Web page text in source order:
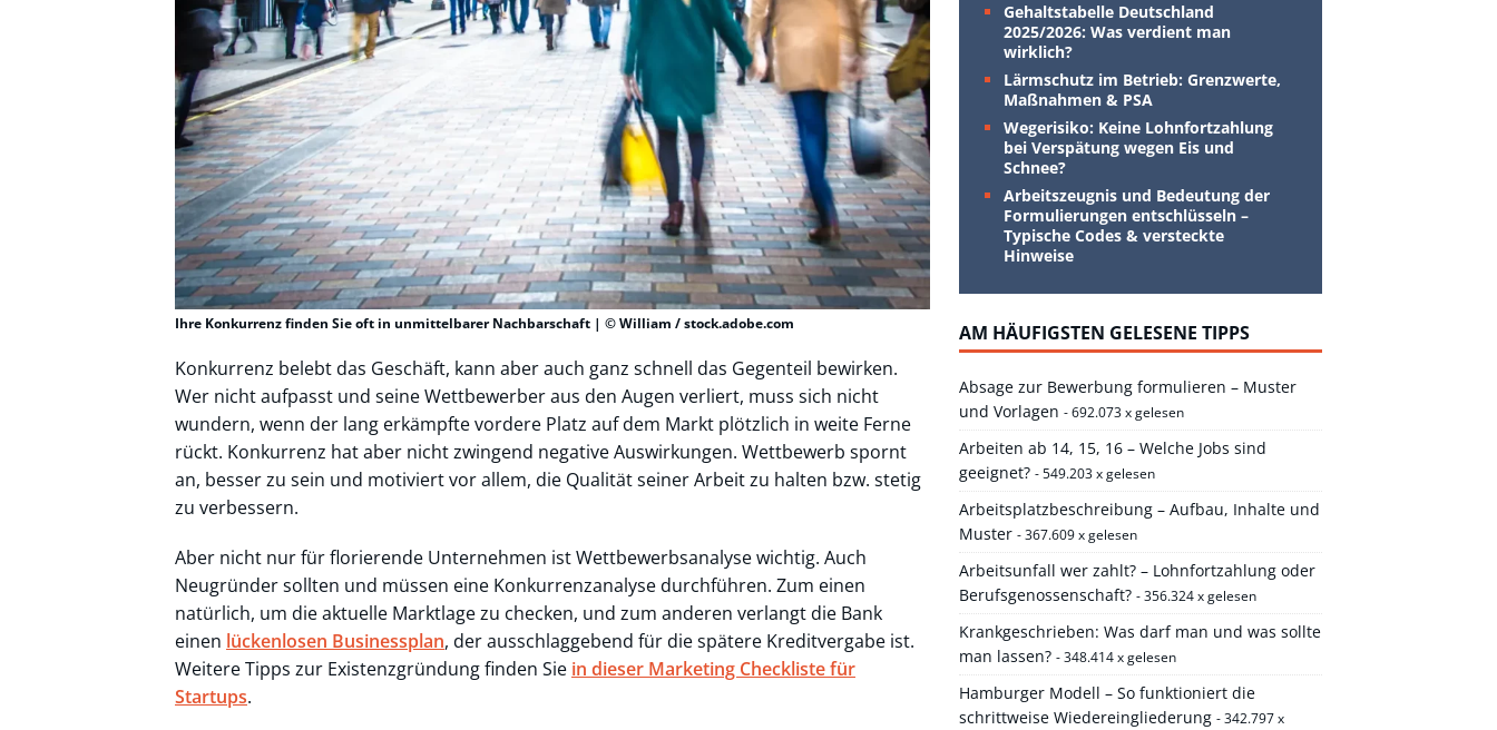
Ihre Konkurrenz finden Sie oft in unmittelbarer Nachbarschaft | © William / stock.adobe.com
Konkurrenz belebt das Geschäft, kann aber auch ganz schnell das Gegenteil bewirken.
Wer nicht aufpasst und seine Wettbewerber aus den Augen verliert, muss sich nicht
wundern, wenn der lang erkämpfte vordere Platz auf dem Markt plötzlich in weite Ferne
rückt. Konkurrenz hat aber nicht zwingend negative Auswirkungen. Wettbewerb spornt
an, besser zu sein und motiviert vor allem, die Qualität seiner Arbeit zu halten bzw. stetig
zu verbessern.
Aber nicht nur für florierende Unternehmen ist Wettbewerbsanalyse wichtig. Auch
Neugründer sollten und müssen eine Konkurrenzanalyse durchführen. Zum einen
natürlich, um die aktuelle Marktlage zu checken, und zum anderen verlangt die Bank
einen lückenlosen Businessplan, der ausschlaggebend für die spätere Kreditvergabe ist.
Weitere Tipps zur Existenzgründung finden Sie in dieser Marketing Checkliste für
Startups.
Gehaltstabelle Deutschland
2025/2026: Was verdient man
wirklich?
Lärmschutz im Betrieb: Grenzwerte,
Maßnahmen & PSA
Wegerisiko: Keine Lohnfortzahlung
bei Verspätung wegen Eis und
Schnee?
Arbeitszeugnis und Bedeutung der
Formulierungen entschlüsseln –
Typische Codes & versteckte
Hinweise
AM HÄUFIGSTEN GELESENE TIPPS
Absage zur Bewerbung formulieren – Muster
und Vorlagen - 692.073 x gelesen
Arbeiten ab 14, 15, 16 – Welche Jobs sind
geeignet? - 549.203 x gelesen
Arbeitsplatzbeschreibung – Aufbau, Inhalte und
Muster - 367.609 x gelesen
Arbeitsunfall wer zahlt? – Lohnfortzahlung oder
Berufsgenossenschaft? - 356.324 x gelesen
Krankgeschrieben: Was darf man und was sollte
man lassen? - 348.414 x gelesen
Hamburger Modell – So funktioniert die
schrittweise Wiedereingliederung - 342.797 x